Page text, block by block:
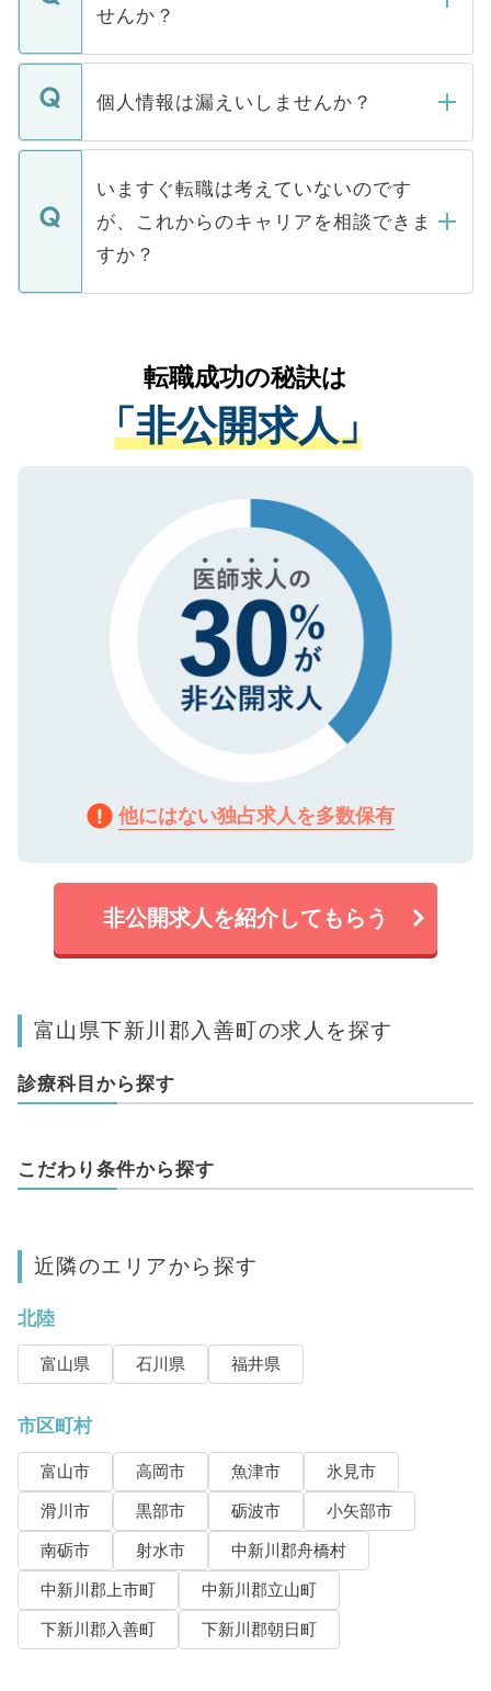
下記の理由によって、一般には公開してい
ません。
■応募殺到を避けるため 人気のある医療機
関を公にしてしまうと、応募が殺到する場
に、医療機関が求める条件に合った人材の
みを人材紹介会社に依頼するケースが増え
ています。
せんか？
転職・入職を強要することは一切ありませ
ん。また、仮に応募先から内定をいただい
定を承諾する必要はありません。内定先へ
の辞退の連絡はキャリアパートナーが行い
ますので、ご安心ください。
個人情報は漏えいしませんか？
個人情報が漏えいすることはありませんの
で、ご安心ください。当サイトからの登録
などで収集したご登録者様の個人情報は、
ご本人のキャリアアップおよび転職活動の
支援を目的に使用いたします。お預かりし
ているすべての個人データはご本人の許可
は、個人情報の取り扱いについての厳密な
管理基準を満たした事業者のみに付与され
る、プライバシーマークを取得済みです。
ご登録いただいた個人情報は、SSL（デー
で、機密保持に関してもご安心ください。
いますぐ転職は考えていないのです
が、これからのキャリアを相談できま
すか？
かがいして、現在の医療機関の状況や紹介
経験をまじえながら、適切なアドバイスを
させていただきます。すぐにご転職をされ
ない方には、長期的なサポートが可能です
ので、まずはご登録ください。
転職成功の秘訣は
「非公開求人」
他にはない独占求人を多数保有
非公開求人を紹介してもらう
富山県下新川郡入善町の求人を探す
診療科目から探す
こだわり条件から探す
近隣のエリアから探す
北陸
富山県 石川県 福井県
市区町村
富山市 高岡市 魚津市
氷見市
滑川市
黒部市 砺波市
小矢部市
南砺市
射水市
中新川郡舟橋村
中新川郡上市町
中新川郡立山町
下新川郡入善町
下新川郡朝日町